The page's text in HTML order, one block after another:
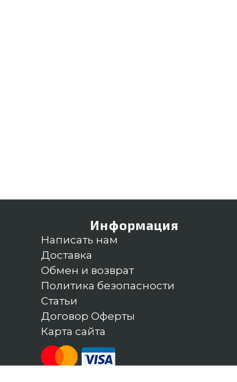
Информация
Написать нам
Доставка
Обмен и возврат
Политика безопасности
Статьи
Договор Оферты
Карта сайта